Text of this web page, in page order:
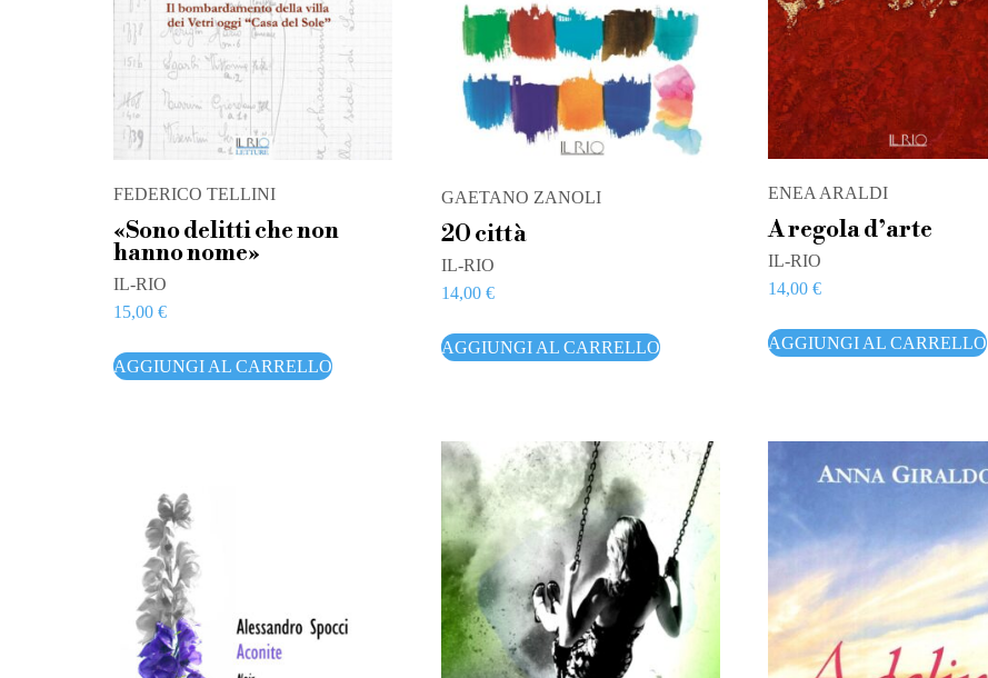
FEDERICO TELLINI
«Sono delitti che non
hanno nome»
IL-RIO
15,00 €
AGGIUNGI AL CARRELLO
GAETANO ZANOLI
20 città
IL-RIO
14,00 €
AGGIUNGI AL CARRELLO
ENEA ARALDI
A regola d’arte
IL-RIO
14,00€
AGGIUNGI AL CARRELLO